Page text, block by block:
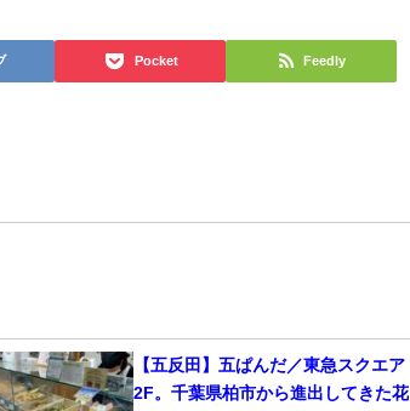
Pocket Feedly
【五反田】五ぱんだ／東急スクエア
2F。千葉県柏市から進出してきた花